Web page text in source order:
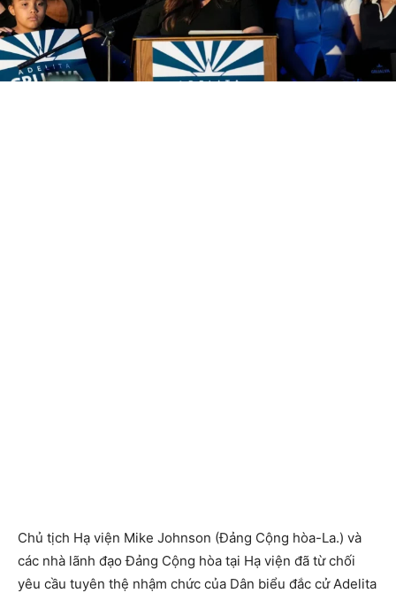
Chủ tịch Hạ viện Mike Johnson (Đảng Cộng hòa-La.) và
các nhà lãnh đạo Đảng Cộng hòa tại Hạ viện đã từ chối
yêu cầu tuyên thệ nhậm chức của Dân biểu đắc cử Adelita